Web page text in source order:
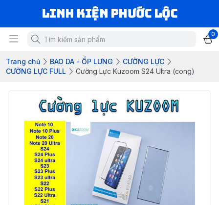
LINH KIỆN PHƯỚC LỘC
0
Trang chủ BAO DA - ỐP LƯNG
CƯỜNG LỰC
CƯỜNG LỰC FULL
Cường Lực Kuzoom S24 Ultra (cong)